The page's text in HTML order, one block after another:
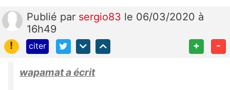
Publié par sergio83 le 06/03/2020 à
16h49
!
citer + -
wapamat a écrit